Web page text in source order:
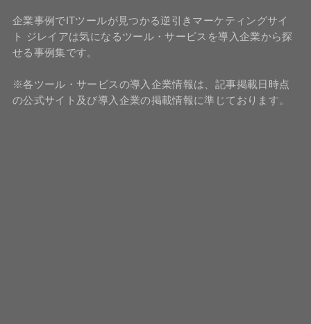
企業事例でITツールが見つかる逆引きマーケティングサイ
ト ジレイアは気になるツール・サービスを導入企業から探
せる事例集です。
※各ツール・サービスの導入企業情報は、記事掲載日時点
の公式サイト及び導入企業の掲載情報に準じております。